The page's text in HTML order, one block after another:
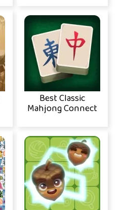
Best Classic
Mahjong Connect